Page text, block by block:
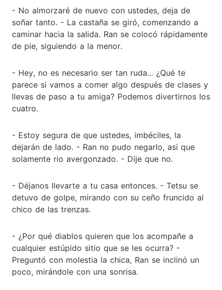
- No almorzaré de nuevo con ustedes, deja de
soñar tanto. - La castaña se giró, comenzando a
caminar hacia la salida. Ran se colocó rápidamente
de pie, siguiendo a la menor.
- Hey, no es necesario ser tan ruda... ¿Qué te
parece si vamos a comer algo después de clases y
llevas de paso a tu amiga? Podemos divertirnos los
cuatro.
- Estoy segura de que ustedes, imbéciles, la
dejarán de lado. - Ran no pudo negarlo, así que
solamente rio avergonzado. - Dije que no.
- Déjanos llevarte a tu casa entonces. - Tetsu se
detuvo de golpe, mirando con su ceño fruncido al
chico de las trenzas.
- ¿Por qué diablos quieren que los acompañe a
cualquier estúpido sitio que se les ocurra? -
Preguntó con molestia la chica, Ran se inclinó un
poco, mirándole con una sonrisa.